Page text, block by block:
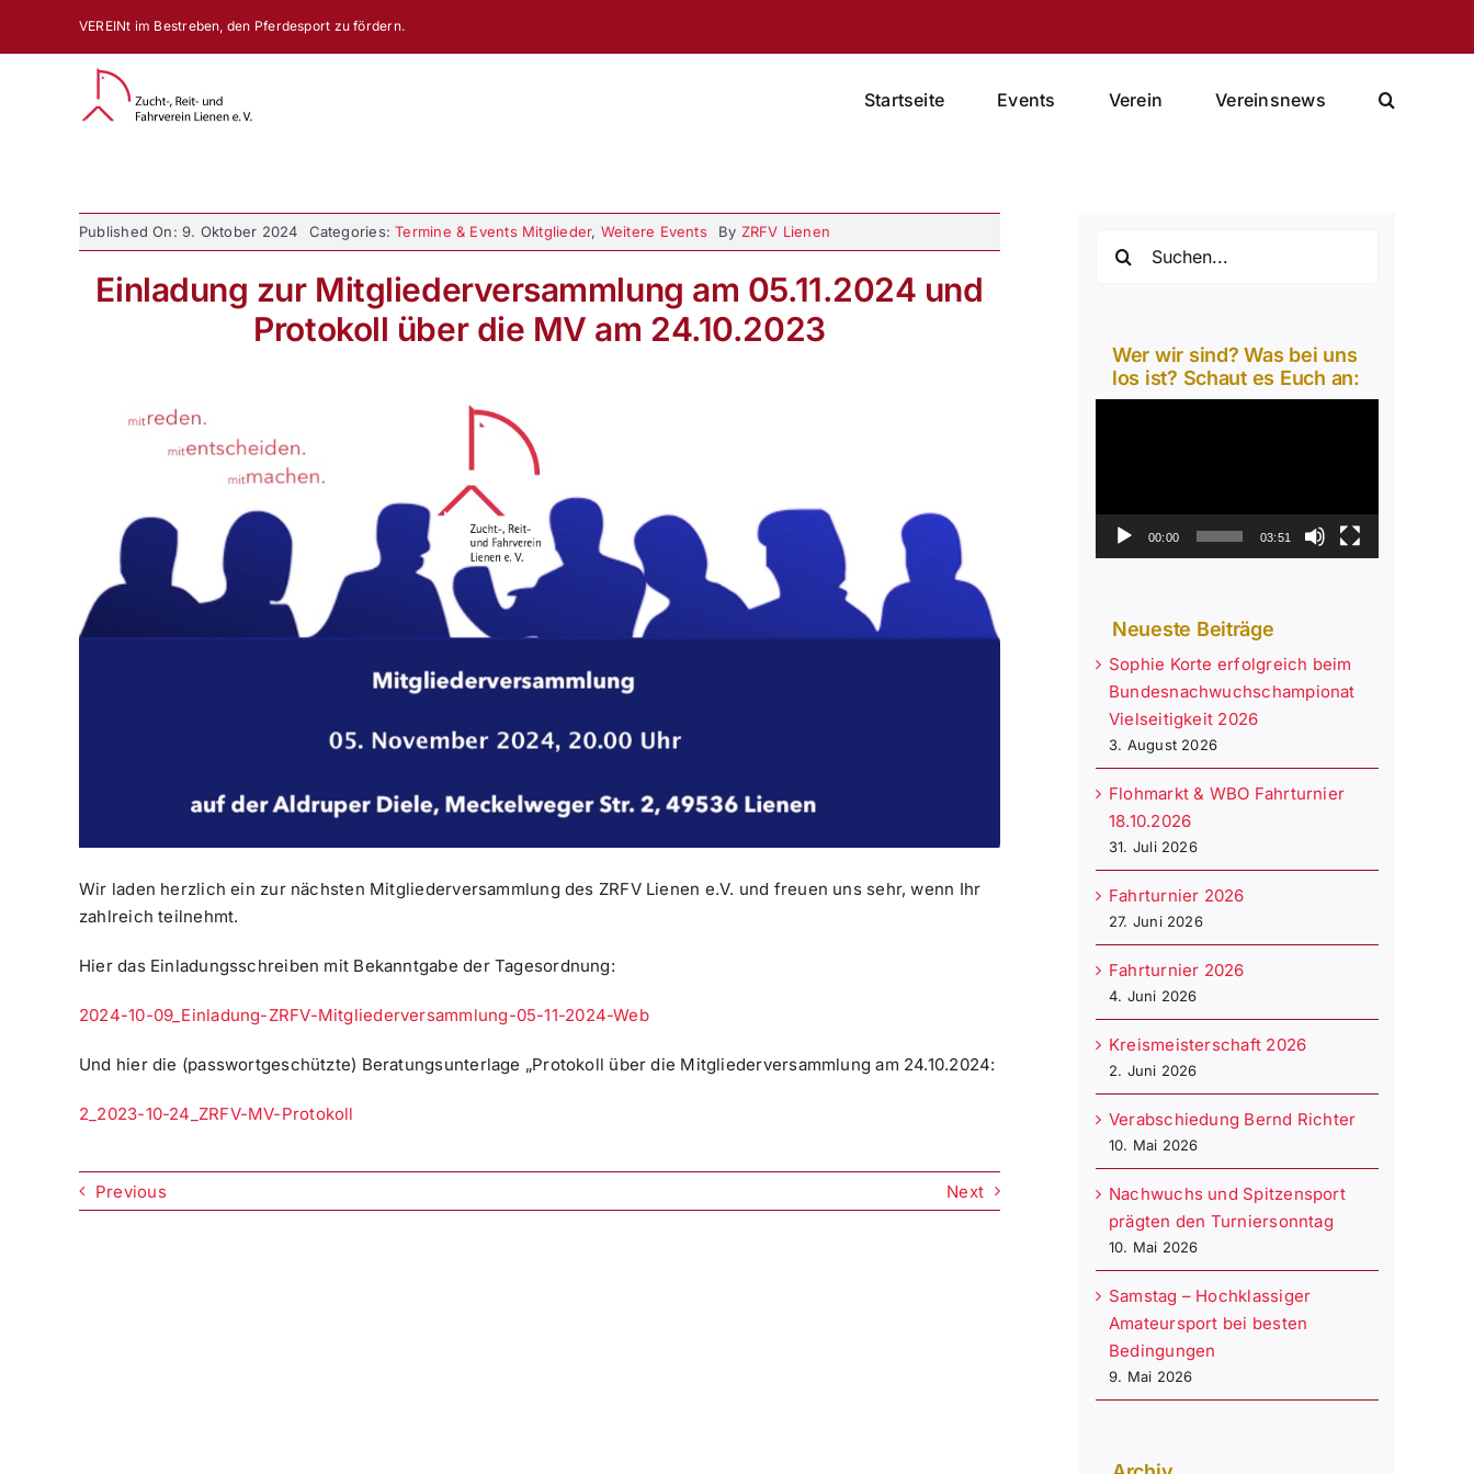
VEREINt im Bestreben, den Pferdesport zu fördern.
Startseite Events Verein Vereinsnews
Published On: 9. Oktober 2024 Categories:Termine & Events Mitglieder, Weitere Events By ZRFV Lienen
Einladung zur Mitgliederversammlung am 05.11.2024 und
Protokoll über die MV am 24.10.2023
Wir laden herzlich ein zur nächsten Mitgliederversammlung des ZRFV Lienen e.V. und freuen uns sehr, wenn Ihr
zahlreich teilnehmt.
Hier das Einladungsschreiben mit Bekanntgabe der Tagesordnung:
2024-10-09_Einladung-ZRFV-Mitgliederversammlung-05-11-2024-Web
Und hier die (passwortgeschützte) Beratungsunterlage „Protokoll über die Mitgliederversammlung am 24.10.2024:
2_2023-10-24_ZRFV-MV-Protokoll
Previous Next
nach:
Wer wir sind? Was bei uns
los ist? Schaut es Euch an:
00:00 03:51
Neueste Beiträge
Sophie Korte erfolgreich beim
Bundesnachwuchschampionat
Vielseitigkeit 2026
3. August 2026
Flohmarkt & WBO Fahrturnier
18.10.2026
31. Juli 2026
Fahrturnier 2026
27. Juni 2026
Fahrturnier 2026
4. Juni 2026
Kreismeisterschaft 2026
2. Juni 2026
Verabschiedung Bernd Richter
10. Mai 2026
Nachwuchs und Spitzensport
prägten den Turniersonntag
10. Mai 2026
Samstag – Hochklassiger
Amateursport bei besten
Bedingungen
9. Mai 2026